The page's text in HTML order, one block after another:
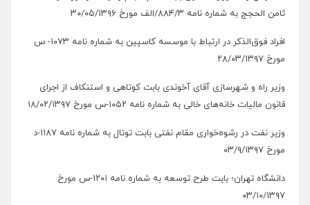
ثامن الحجج به شماره نامه ۸۸۴/۳/الف مورخ ۳۰/۰۵/۱۳۹۶
افراد فوق‌الذکر در ارتباط با موسسه کاسپین به شماره نامه ۱۰۷۳- س
مورخ ۲۸/۰۳/۱۳۹۷
وزیر راه و شهرسازی آقای آخوندی بابت کوتاهی و استنکاف از اجرای
قانون مالیات خانه‌های خالی به شماره نامه ۱۰۵۲-س مورخ ۱۸/۰۲/۱۳۹۷
وزیر نفت در رشوه‌خواری مقام نفتی بابت توتال به شماره نامه ۱۱۸۷-د
مورخ ۰۳/۹/۱۳۹۷
دانشگاه تهران؛ بابت طرح توسعه به شماره نامه ۱۲۰۱-س مورخ
۰۳/۱۰/۱۳۹۷